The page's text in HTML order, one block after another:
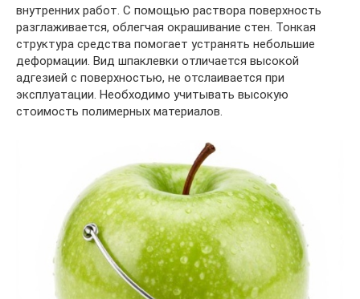
внутренних работ. С помощью раствора поверхность
разглаживается, облегчая окрашивание стен. Тонкая
структура средства помогает устранять небольшие
деформации. Вид шпаклевки отличается высокой
адгезией с поверхностью, не отслаивается при
эксплуатации. Необходимо учитывать высокую
стоимость полимерных материалов.